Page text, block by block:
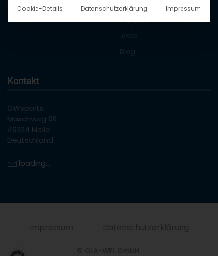
Produktkatalog
Über uns
Projekte
Jobs
Blog
Kontakt
GWsports
Maschweg 80
49324 Melle
Deutschland
loading...
Cookie-Details Datenschutzerklärung Impressum